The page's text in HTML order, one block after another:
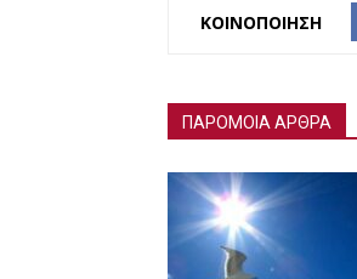
ΚΟΙΝΟΠΟΙΗΣΗ
ΠΑΡΟΜΟΙΑ ΑΡΘΡΑ